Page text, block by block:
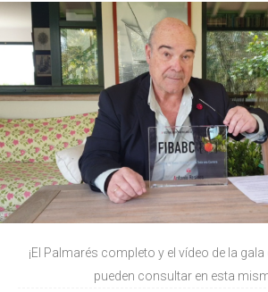
¡El Palmarés completo y el vídeo de la gala
pueden consultar en esta